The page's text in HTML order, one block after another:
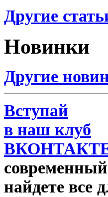
Другие
Новинки
Другие
Вступай
в наш клуб
найдете все